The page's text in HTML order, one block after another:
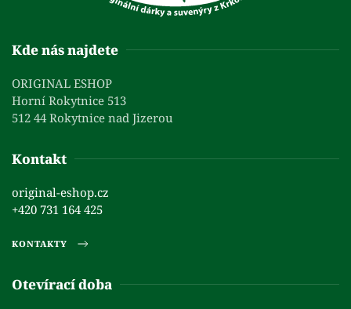
Kde nás najdete
ORIGINAL ESHOP
Horní Rokytnice 513
512 44 Rokytnice nad Jizerou
Kontakt
original-eshop.cz
+420 731 164 425
KONTAKTY
Otevírací doba